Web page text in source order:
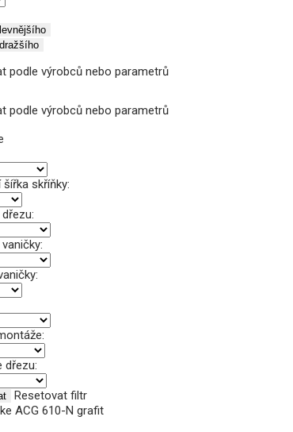
podle výrobců nebo parametrů
podle výrobců nebo parametrů
šířka skříňky:
dřezu:
Resetovat filtr